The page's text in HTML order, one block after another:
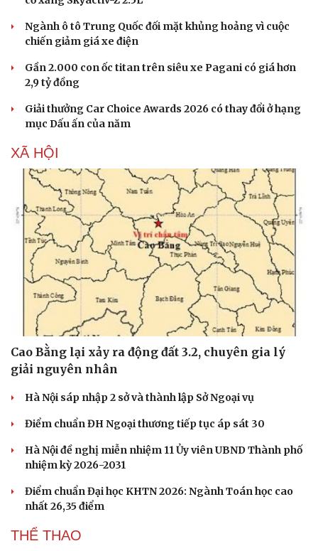
Văn hóa
Sân khấu - Điện ảnh
Văn học
Âm nhạc
Di sản
Sao Việt
Ngành ô tô Trung Quốc đối mặt khủng hoảng vì cuộc
chiến giảm giá xe điện
Gần 2.000 con ốc titan trên siêu xe Pagani có giá hơn
2,9 tỷ đồng
Giải thưởng Car Choice Awards 2026 có thay đổi ở hạng
mục Dấu ấn của năm
XÃ HỘI
Cao Bằng lại xảy ra động đất 3.2, chuyên gia lý
giải nguyên nhân
Hà Nội sáp nhập 2 sở và thành lập Sở Ngoại vụ
Điểm chuẩn ĐH Ngoại thương tiếp tục áp sát 30
Hà Nội đề nghị miễn nhiệm 11 Ủy viên UBND Thành phố
nhiệm kỳ 2026-2031
Điểm chuẩn Đại học KHTN 2026: Ngành Toán học cao
nhất 26,35 điểm
THỂ THAO